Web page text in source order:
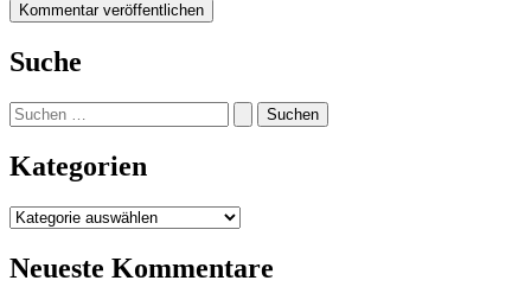
Suche
Suchen
nach:
Kategorien
Kategorien
Neueste Kommentare